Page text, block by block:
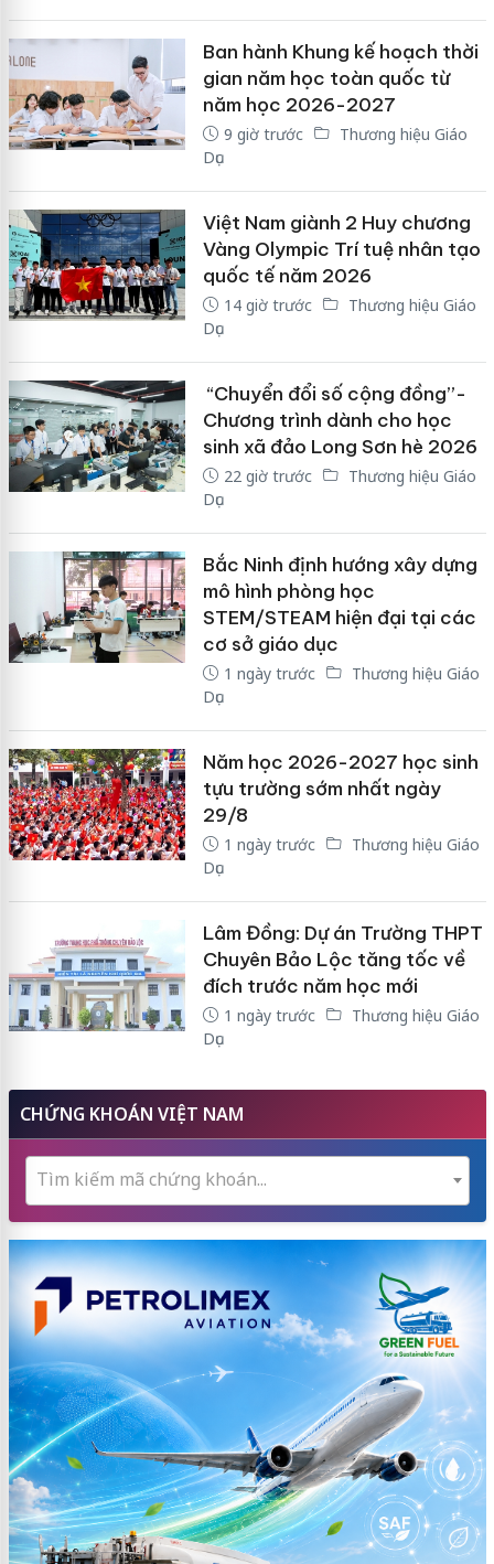
Ban hành Khung kế hoạch thời
gian năm học toàn quốc từ
năm học 2026-2027
9 giờ trước
Thương hiệu Giáo
Dục
Việt Nam giành 2 Huy chương
Vàng Olympic Trí tuệ nhân tạo
quốc tế năm 2026
14 giờ trước
Thương hiệu Giáo
Dục
“Chuyển đổi số cộng đồng”-
Chương trình dành cho học
sinh xã đảo Long Sơn hè 2026
22 giờ trước
Thương hiệu Giáo
Dục
Bắc Ninh định hướng xây dựng
mô hình phòng học
STEM/STEAM hiện đại tại các
cơ sở giáo dục
1 ngày trước
Thương hiệu Giáo
Dục
Năm học 2026-2027 học sinh
tựu trường sớm nhất ngày
29/8
1 ngày trước
Thương hiệu Giáo
Dục
Lâm Đồng: Dự án Trường THPT
Chuyên Bảo Lộc tăng tốc về
đích trước năm học mới
1 ngày trước
Thương hiệu Giáo
Dục
CHỨNG KHOÁN VIỆT NAM
Tìm kiếm mã chứng khoán...